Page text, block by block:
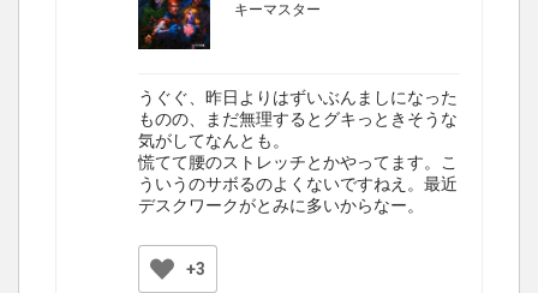
キーマスター
うぐぐ、昨日よりはずいぶんましになった
ものの、まだ無理するとグキっときそうな
気がしてなんとも。
慌てて腰のストレッチとかやってます。こ
ういうのサボるのよくないですねえ。最近
デスクワークがとみに多いからなー。
+3